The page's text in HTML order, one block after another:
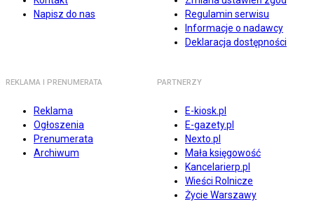
Napisz do nas
Regulamin serwisu
Informacje o nadawcy
Deklaracja dostępności
REKLAMA I PRENUMERATA
Reklama
Ogłoszenia
Prenumerata
Archiwum
PARTNERZY
E-kiosk.pl
E-gazety.pl
Nexto.pl
Mała księgowość
Kancelarierp.pl
Wieści Rolnicze
Życie Warszawy